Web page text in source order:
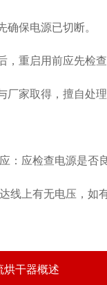
确保电源已切断。
，重启用前应先检
厂家取得，擅自处
：应检查电源是否
线上有无电压，如
烘干器概述